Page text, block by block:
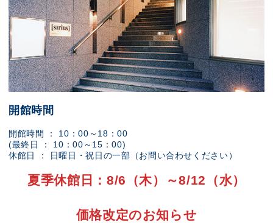
開館時間
開館時間 ： 10：00～18：00
(最終日 ： 10：00～15：00)
休館日 ： 日曜日・祝日の一部（お問い合わせください）
夏季休館日：8/6（木）～8/12（水）
価格改定のお知らせ